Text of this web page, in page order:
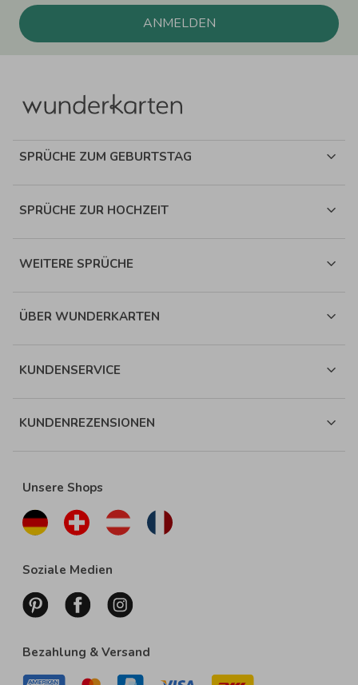
ANMELDEN
SPRÜCHE ZUM GEBURTSTAG
SPRÜCHE ZUR HOCHZEIT
WEITERE SPRÜCHE
ÜBER WUNDERKARTEN
KUNDENSERVICE
KUNDENREZENSIONEN
Unsere Shops
Soziale Medien
Bezahlung & Versand